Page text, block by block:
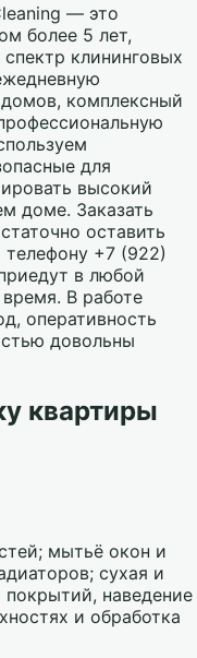
— это
более 5 лет,
клининговых
комплексный
для
высокий
доме. Заказать
оставить
телефону +7 (922)
в любой
В работе
оперативность
довольны
квартиры
мытьё окон и
сухая и
наведение
и обработка